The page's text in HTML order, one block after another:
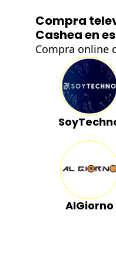
Compra
Cashea en
Compra online
AlGiorno